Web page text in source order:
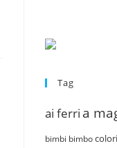
Tag
ai ferri a
bimbi bimbocolori